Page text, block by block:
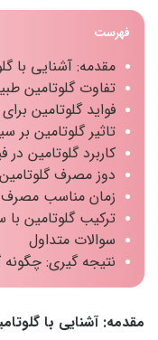
فهرست
مقدمه: آشنایی با
تفاوت گلوتامین
فواید گلوتامین
تاثیر گلوتامین بر
کاربرد گلوتامین
دوز مصرف
زمان مناسب مصرف
ترکیب گلوتامین با
سوالات متداول
نتیجه گیری: چگونه
مقدمه: آشنایی با